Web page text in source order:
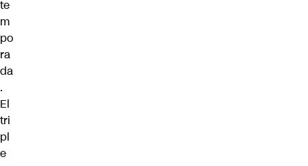
te
m
po
ra
da
.
El
tri
pl
e